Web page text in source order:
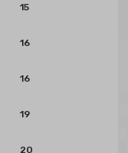
15
16
16
19
20